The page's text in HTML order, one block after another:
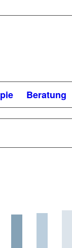
Beratung